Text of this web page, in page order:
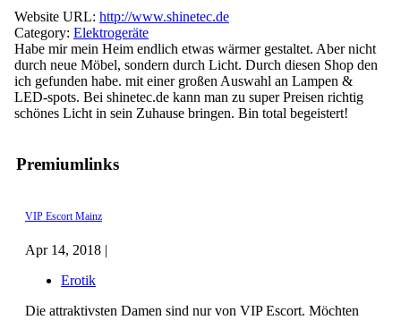
Premiumlinks
VIP Escort Mainz
Apr 14, 2018 |
Erotik
Die attraktivsten Damen sind nur von VIP Escort. Möchten
Website URL: http://www.shinetec.de
Category: Elektrogeräte
Habe mir mein Heim endlich etwas wärmer gestaltet. Aber nicht
durch neue Möbel, sondern durch Licht. Durch diesen Shop den
ich gefunden habe. mit einer großen Auswahl an Lampen &
LED-spots. Bei shinetec.de kann man zu super Preisen richtig
schönes Licht in sein Zuhause bringen. Bin total begeistert!